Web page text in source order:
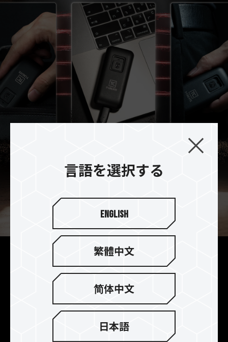
携帯性 | 42g軽量設計で、モバ
イルデータセキュリティを片
手で操作
本体はわずか42g軽量設計で片手で持てるので、作
業時や持ち運び時にも操作がスムーズで便利です。
言語を選択する
English
繁體中文
简体中文
日本語